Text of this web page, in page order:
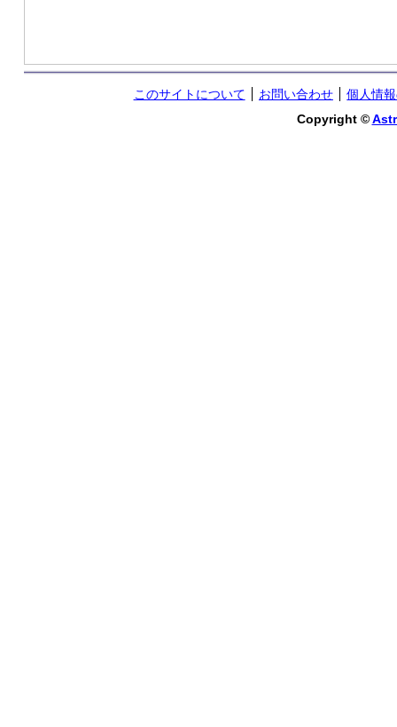
このサイトについて お問い合わせ
個人情
Copyright ©